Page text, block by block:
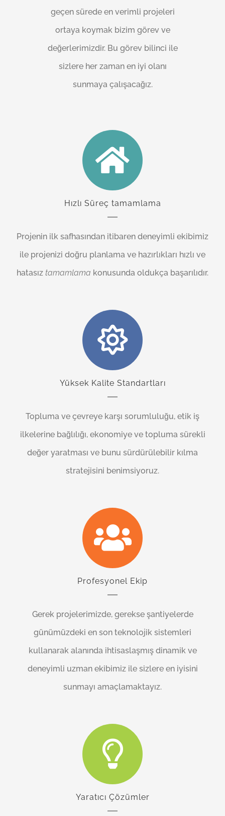
geçen sürede en verimli projeleri
ortaya koymak bizim görev ve
değerlerimizdir. Bu görev bilinci ile
sizlere her zaman en iyi olanı
sunmaya çalışacağız.
Hızlı Süreç tamamlama
Projenin ilk safhasından itibaren deneyimli ekibimiz
ile projenizi doğru planlama ve hazırlıkları hızlı ve
hatasız tamamlama konusunda oldukça başarılıdır.
Yüksek Kalite Standartları
Topluma ve çevreye karşı sorumluluğu, etik iş
ilkelerine bağlılığı, ekonomiye ve topluma sürekli
değer yaratması ve bunu sürdürülebilir kılma
stratejisini benimsiyoruz.
Profesyonel Ekip
Gerek projelerimizde, gerekse şantiyelerde
günümüzdeki en son teknolojik sistemleri
kullanarak alanında ihtisaslaşmış dinamik ve
deneyimli uzman ekibimiz ile sizlere en iyisini
sunmayı amaçlamaktayız.
Yaratıcı Çözümler